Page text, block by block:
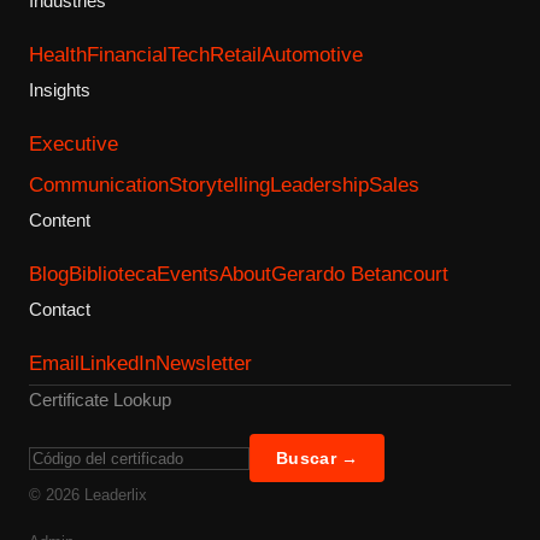
HealthFinancialTechRetailAutomotive
Insights
Executive
CommunicationStorytellingLeadershipSales
Content
BlogBibliotecaEventsAboutGerardo Betancourt
Contact
EmailLinkedInNewsletter
Certificate Lookup
Buscar →
© 2026 Leaderlix